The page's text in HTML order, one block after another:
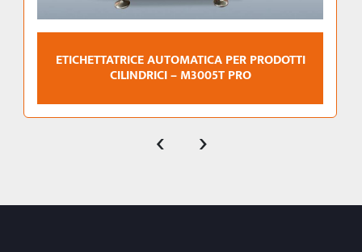
ETICHETTATRICE AUTOMATICA PER PRODOTTI
CILINDRICI – M3005T PRO
‹ ›